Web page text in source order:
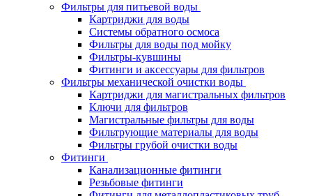
Фильтры для питьевой воды
Картриджи для воды
Системы обратного осмоса
Фильтры для воды под мойку
Фильтры-кувшины
Фитинги и аксессуары для фильтров
Фильтры механической очистки воды
Картриджи для магистральных фильтров
Ключи для фильтров
Магистральные фильтры для воды
Фильтрующие материалы для воды
Фильтры грубой очистки воды
Фитинги
Канализационные фитинги
Резьбовые фитинги